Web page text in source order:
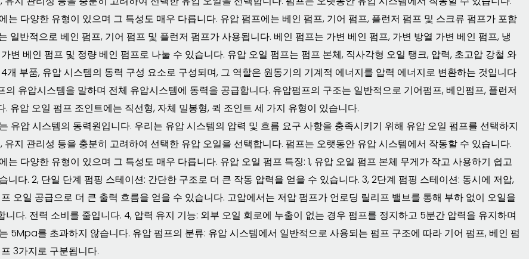
는 다양한 유형이 있으며 그 특성도 매우 다릅니다. 유압 펌프에는 베인 펌프, 기어 펌프, 플런저 펌프 및 스크류 펌프가 포함
일반적으로 베인 펌프, 기어 펌프 및 플런저 펌프가 사용됩니다. 베인 펌프는 가변 베인 펌프, 가변 방열 가변 베인 펌프, 냉
변 베인 펌프 및 정량 베인 펌프로 나눌 수 있습니다. 유압 오일 펌프는 펌프 본체, 직사각형 오일 탱크, 압력, 초고압 강철 와
개 부품, 유압 시스템의 동력 구성 요소로 구성되며, 그 역할은 원동기의 기계적 에너지를 압력 에너지로 변환하는 것입니다
의 유압시스템을 말하며 전체 유압시스템에 동력을 공급합니다. 유압펌프의 구조는 일반적으로 기어펌프, 베인펌프, 플런저
. 유압 오일 펌프 조인트에는 직선형, 자체 밀봉형, 퀵 조인트 세 가지 유형이 있습니다.
유압 시스템의 동력원입니다. 우리는 유압 시스템의 압력 및 흐름 요구 사항을 충족시키기 위해 유압 오일 펌프를 선택하지
유지 관리성 등을 충분히 고려하여 선택한 유압 오일을 선택합니다. 펌프는 오랫동안 유압 시스템에서 작동할 수 있습니다.
는 다양한 유형이 있으며 그 특성도 매우 다릅니다. 유압 오일 펌프 특징: 1, 유압 오일 펌프 본체 무게가 작고 사용하기 쉽고
니다. 2, 단일 단계 펌핑 스테이션: 간단한 구조로 더 큰 작동 압력을 얻을 수 있습니다. 3, 2단계 펌핑 스테이션: 동시에 저압,
오일 공급으로 더 큰 출력 흐름을 얻을 수 있습니다. 고압에서는 저압 펌프가 언로딩 릴리프 밸브를 통해 부하 없이 오일을
니다. 전력 소비를 줄입니다. 4, 압력 유지 기능: 외부 오일 회로에 누출이 없는 경우 펌프를 정지하고 5분간 압력을 유지하며
5Mpa를 초과하지 않습니다. 유압 펌프의 분류: 유압 시스템에서 일반적으로 사용되는 펌프 구조에 따라 기어 펌프, 베인 펌
3가지로 구분됩니다.